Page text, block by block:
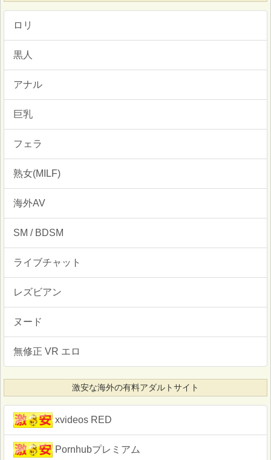
ロリ
黒人
アナル
巨乳
フェラ
熟女(MILF)
海外AV
SM / BDSM
ライブチャット
レズビアン
ヌード
無修正 VR エロ
激安な海外の有料アダルトサイト
xvideos RED
Pornhubプレミアム